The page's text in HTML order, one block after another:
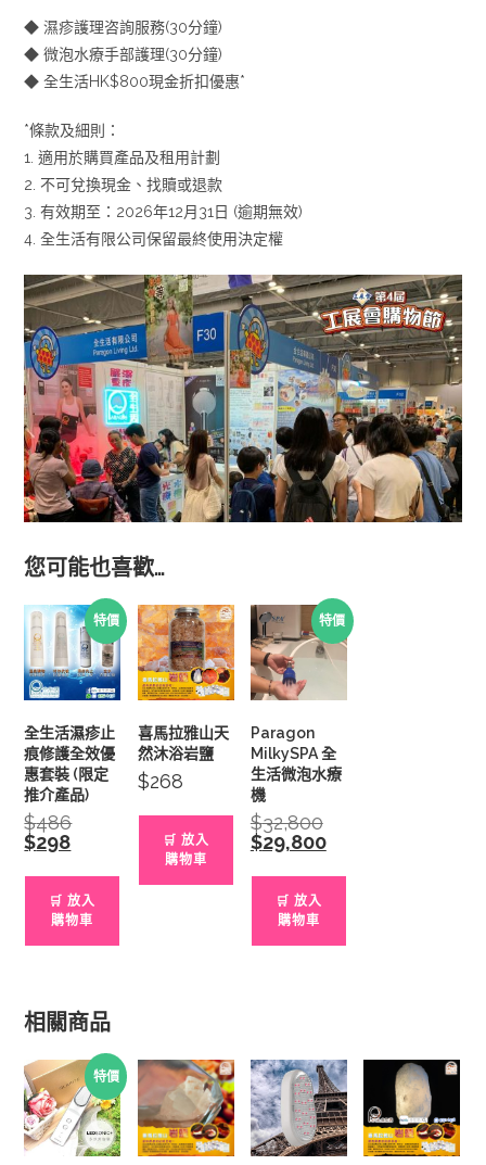
◆ 濕疹護理咨詢服務(30分鐘)
◆ 微泡水療手部護理(30分鐘)
◆ 全生活HK$800現金折扣優惠*
*條款及細則：
1. 適用於購買產品及租用計劃
2. 不可兌換現金、找贖或退款
3. 有效期至：2026年12月31日 (逾期無效)
4. 全生活有限公司保留最終使用決定權
您可能也喜歡…
特價
全生活濕疹止
痕修護全效優
惠套裝 (限定
推介產品)
$486Original
was:
$298Current
price
🛒 放入
購物車
喜馬拉雅山天
然沐浴岩鹽
$268
🛒 放入
購物車
特價
Paragon
MilkySPA 全
生活微泡水療
機
$32,800Original
price
was:
$29,800Current
price
🛒 放入
購物車
相關商品
特價